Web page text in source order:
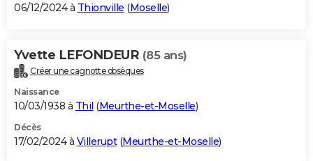
06/12/2024 à Thionville (Moselle)
Yvette LEFONDEUR (85 ans)
Créer une cagnotte obsèques
Naissance
10/03/1938 à Thil (Meurthe-et-Moselle)
Décès
17/02/2024 à Villerupt(Meurthe-et-Moselle)